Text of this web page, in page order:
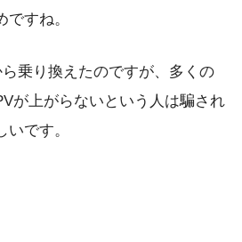
すね。
乗り換えたのですが、多くの
が上がらないという人は騙され
です。